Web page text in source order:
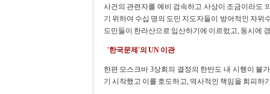
사건의 관련자를 예비 검속하고 사상이 조금이라도
기 위하여 수십 명의 도민 지도자들이 방어적인 자
도민들이 한라산으로 입산하기에 이르렀고, 동시에
'한국문제'의 UN 이관
한편 모스크바 3상회의 결정의 한반도 내 시행이 불
기 시작했고 이를 호도하고, 역사적인 책임을 회피하